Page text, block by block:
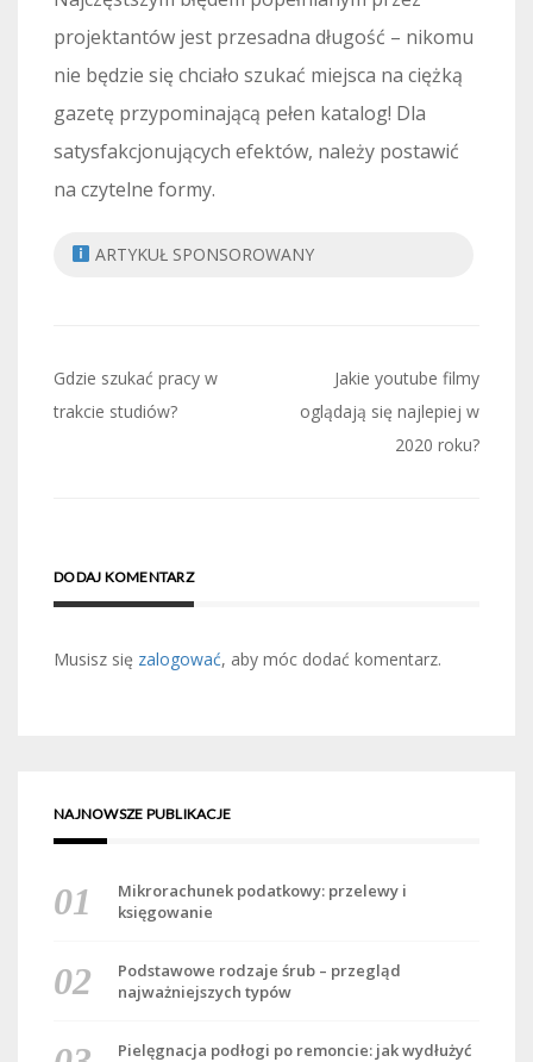
projektantów jest przesadna długość – nikomu
nie będzie się chciało szukać miejsca na ciężką
gazetę przypominającą pełen katalog! Dla
satysfakcjonujących efektów, należy postawić
na czytelne formy.
ARTYKUŁ SPONSOROWANY
Nawigacja
wpisu
Gdzie szukać pracy w
trakcie studiów?
Jakie youtube filmy
oglądają się najlepiej w
2020 roku?
DODAJ KOMENTARZ
Musisz się zalogować, aby móc dodać komentarz.
NAJNOWSZE PUBLIKACJE
Mikrorachunek podatkowy: przelewy i
księgowanie
Podstawowe rodzaje śrub – przegląd
najważniejszych typów
Pielęgnacja podłogi po remoncie: jak wydłużyć